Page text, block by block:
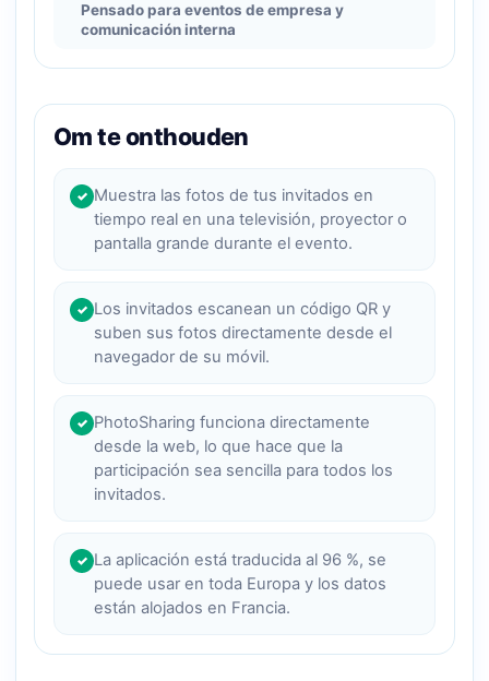
Pensado para eventos de empresa y
comunicación interna
Om te onthouden
✓ Muestra las fotos de tus invitados en
tiempo real en una televisión, proyector o
pantalla grande durante el evento.
✓ Los invitados escanean un código QR y
suben sus fotos directamente desde el
navegador de su móvil.
✓ PhotoSharing funciona directamente
desde la web, lo que hace que la
participación sea sencilla para todos los
invitados.
✓ La aplicación está traducida al 96 %, se
puede usar en toda Europa y los datos
están alojados en Francia.